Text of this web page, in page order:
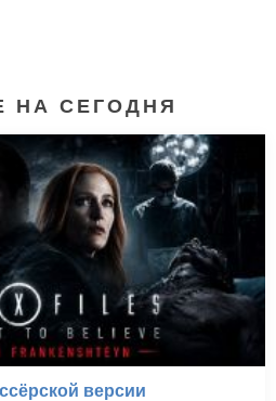
(2005)
НА СЕГОДНЯ
версии